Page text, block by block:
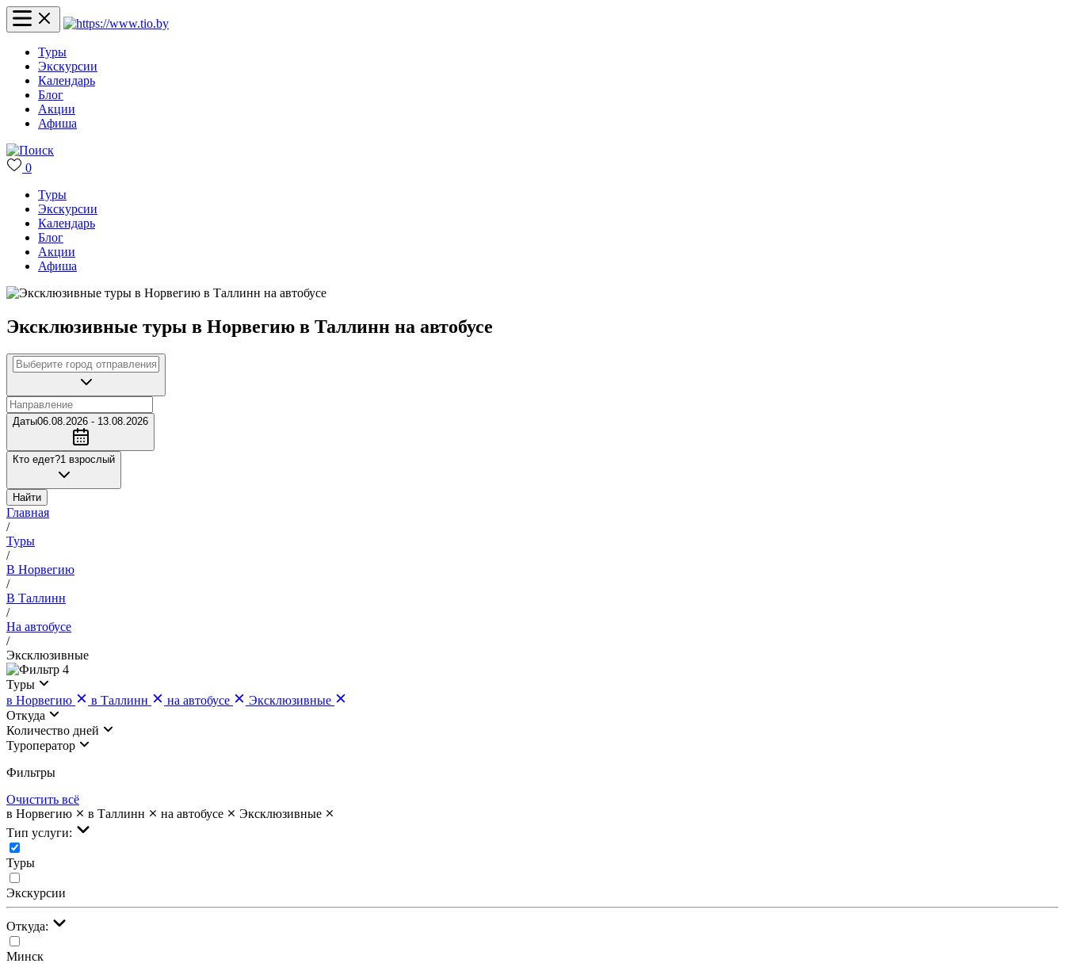
Туры
Экскурсии
Календарь
Блог
Акции
Афиша
0
Туры
Экскурсии
Календарь
Блог
Акции
Афиша
Эксклюзивные туры в Норвегию в Таллинн на автобусе
Даты06.08.2026 - 13.08.2026
Кто едет?1 взрослый
Найти
Главная
/
Туры
/
В Норвегию
/
В Таллинн
/
На автобусе
/
Эксклюзивные
4
Туры
в Норвегию
в Таллинн на автобусе
Эксклюзивные
Откуда
Количество дней
Туроператор
Фильтры
Очистить всё
в Норвегию
в Таллинн на автобусе
Эксклюзивные
Тип услуги:
Туры
Экскурсии
Откуда:
Минск